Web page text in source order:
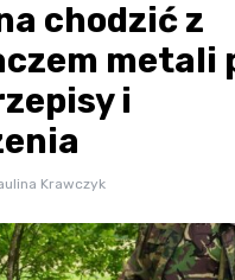
chodzić z
metali
i
Krawczyk